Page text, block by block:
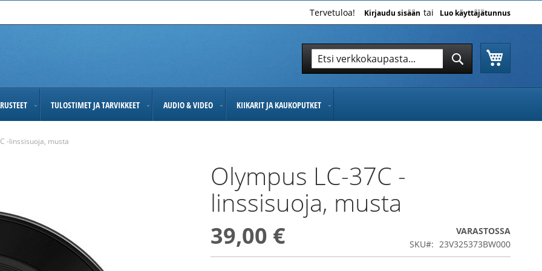
Tervetuloa! Kirjaudu sisään Luo käyttäjätunnus
Hae
TULOSTIMET JA TARVIKKEET AUDIO & VIDEO KIIKARIT JA KAUKOPUTKET
-linssisuoja, musta
Olympus LC-37C -
linssisuoja, musta
39,00 €
VARASTOSSA
SKU
23V325373BW000